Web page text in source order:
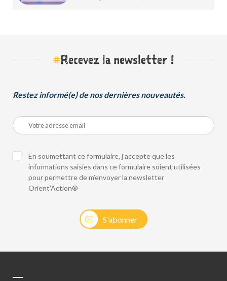
#Recevez la newsletter !
Restez informé(e) de nos dernières nouveautés.
S'abonner
En soumettant ce formulaire, j’accepte que les
informations saisies dans ce formulaire soient utilisées
pour permettre de m’envoyer la newsletter
Orient’Action®